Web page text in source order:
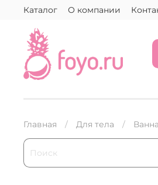
Каталог О компании
Главная Для тела